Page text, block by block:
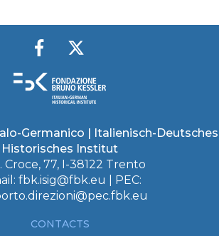
Germanico | Italienisch-Deutsches
Historisches Institut
Croce, 77, I-38122 Trento
fbk.isig@fbk.eu | PEC:
CONTACTS